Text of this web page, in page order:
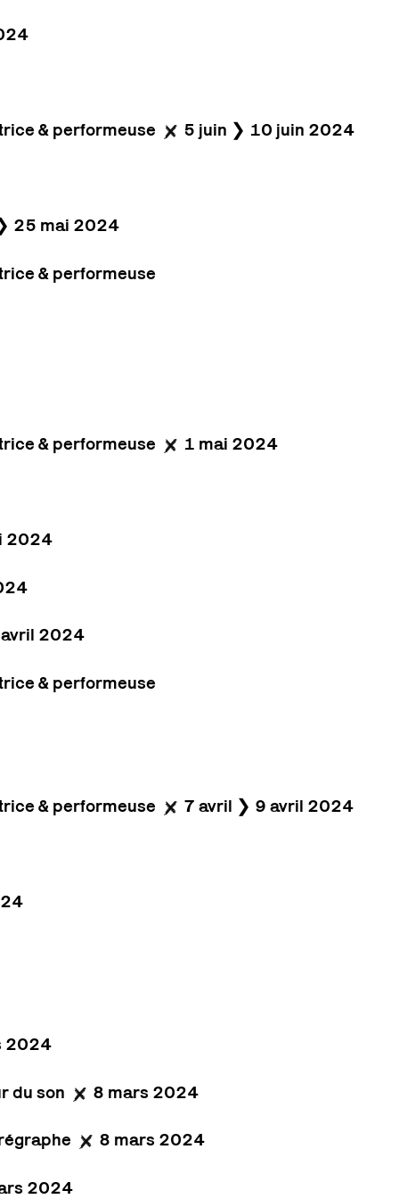
& performeuse 5 juin ❯ 10 juin 2024
25 mai 2024
& performeuse
& performeuse 1 mai 2024
2024
2024
& performeuse
& performeuse 7 avril ❯ 9 avril 2024
2024
du son 8 mars 2024
8 mars 2024
2024